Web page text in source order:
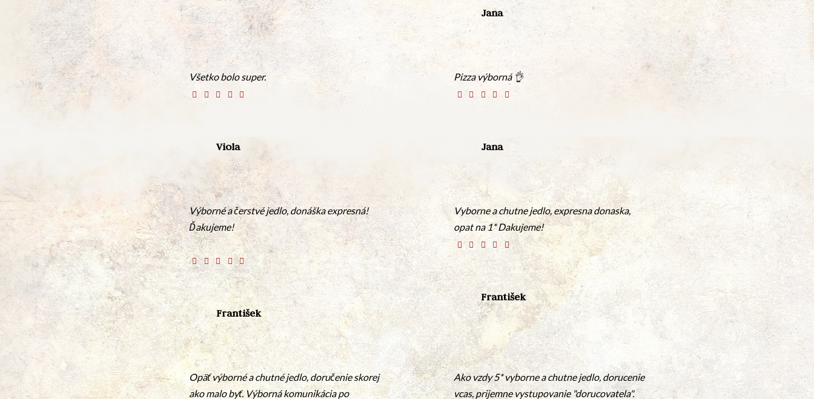
Jana
Všetko bolo super.
Viola
Pizza výborná 👌
Jana
Výborné a čerstvé jedlo, donáška expresná!
Ďakujeme!
František
Vyborne a chutne jedlo, expresna donaska,
opat na 1* Dakujeme!
František
Opäť výborné a chutné jedlo, doručenie skorej
ako malo byť. Výborná komunikácia po
Ako vzdy 5* vyborne a chutne jedlo, dorucenie
vcas, prijemne vystupovanie "dorucovatela".